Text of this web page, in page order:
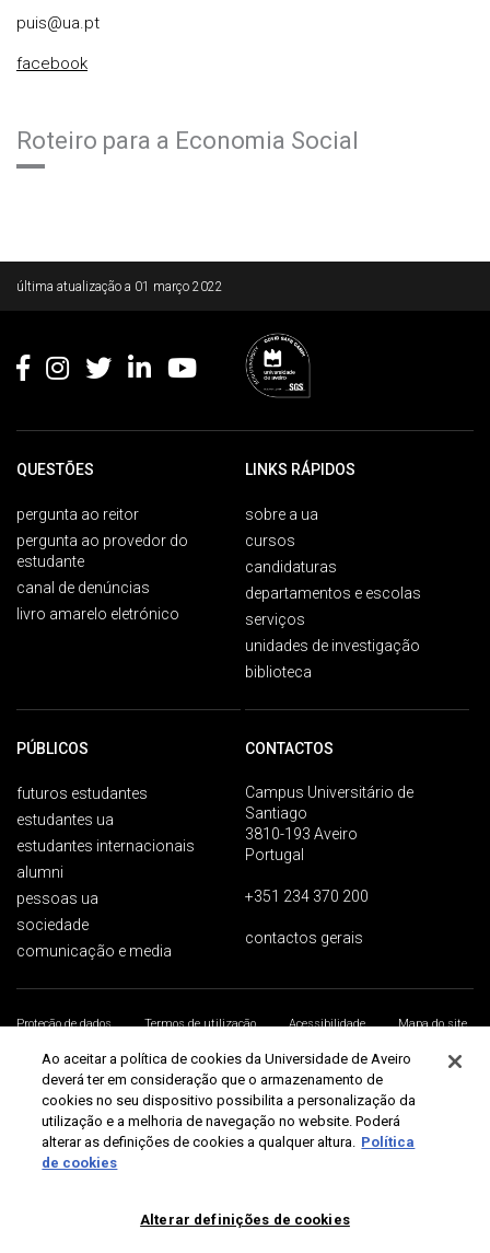
puis@ua.pt
facebook
Roteiro para a Economia Social
última atualização a 01 março 2022
QUESTÕES
pergunta ao reitor
pergunta ao provedor do
estudante
canal de denúncias
livro amarelo eletrónico
LINKS RÁPIDOS
sobre a ua
cursos
candidaturas
departamentos e escolas
serviços
unidades de investigação
biblioteca
PÚBLICOS
futuros estudantes
estudantes ua
estudantes internacionais
alumni
pessoas ua
sociedade
comunicação e media
CONTACTOS
Campus Universitário de
Santiago
3810-193 Aveiro
Portugal
+351 234 370 200
contactos gerais
Proteção de dados Termos de utilização Acessibilidade
Mapa do site
Universidade de Aveiro 2026
Ao aceitar a política de cookies da Universidade de Aveiro
deverá ter em consideração que o armazenamento de
cookies no seu dispositivo possibilita a personalização da
utilização e a melhoria de navegação no website. Poderá
alterar as definições de cookies a qualquer altura. Política
de cookies
Alterar definições de cookies